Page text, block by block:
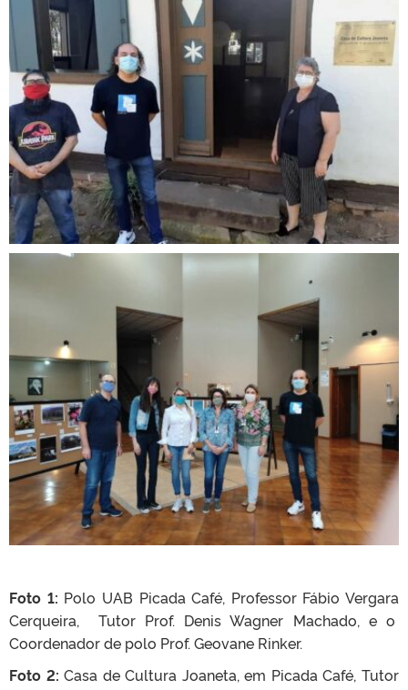
Foto 1: Polo UAB Picada Café, Professor Fábio Vergara
Cerqueira, Tutor Prof. Denis Wagner Machado, e o
Coordenador de polo Prof. Geovane Rinker.
Foto 2: Casa de Cultura Joaneta, em Picada Café, Tutor